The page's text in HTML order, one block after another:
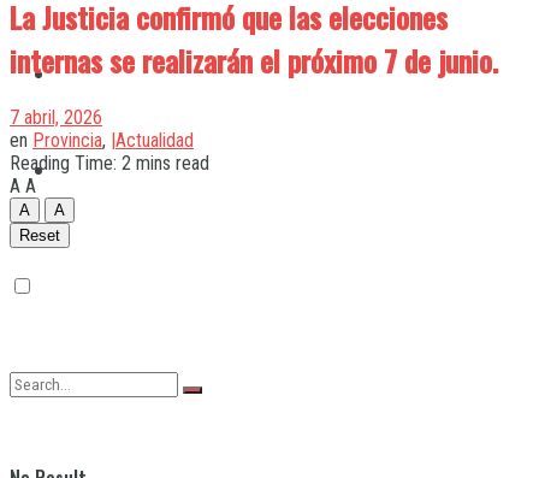
Quilmes
Varela
La Justicia confirmó que las elecciones
internas se realizarán el próximo 7 de junio.
7 abril, 2026
en Provincia, |Actualidad
Reading Time: 2 mins read
A A
A
A
Reset